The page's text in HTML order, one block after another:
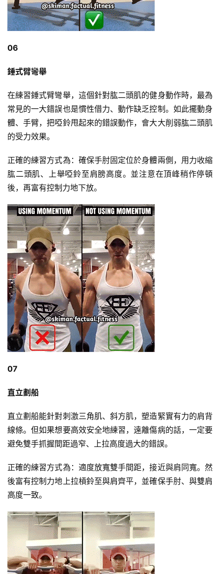
06
錘式臂彎舉
在練習錘式臂彎舉，這個針對肱二頭肌的健身動作時，最為
常見的一大錯誤也是慣性借力、動作缺乏控制。如此擺動身
體、手臂，把啞鈴甩起來的錯誤動作，會大大削弱肱二頭肌
的受力效果。
正確的練習方式為：確保手肘固定位於身體兩側，用力收縮
肱二頭肌、上舉啞鈴至肩膀高度。並注意在頂峰稍作停頓
後，再富有控制力地下放。
07
直立劃船
直立劃船能針對刺激三角肌、斜方肌，塑造緊實有力的肩背
線條。但如果想要高效安全地練習，遠離傷病的話，一定要
避免雙手抓握間距過窄、上拉高度過大的錯誤。
正確的練習方式為：適度放寬雙手間距，接近與肩同寬。然
後富有控制力地上拉槓鈴至與肩齊平，並確保手肘、與雙肩
高度一致。